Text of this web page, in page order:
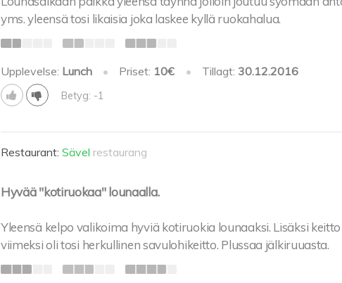
yms. yleensä tosi likaisia joka laskee kyllä ruokahalua.
Upplevelse: Lunch • Priset: 10€ • Tillagt: 30.12.2016
Betyg: -1
Restaurant: Sävel restaurang
Hyvää "kotiruokaa" lounaalla.
Yleensä kelpo valikoima hyviä kotiruokia lounaaksi. Lisäksi
viimeksi oli tosi herkullinen savulohikeitto. Plussaa jälkiruuasta.